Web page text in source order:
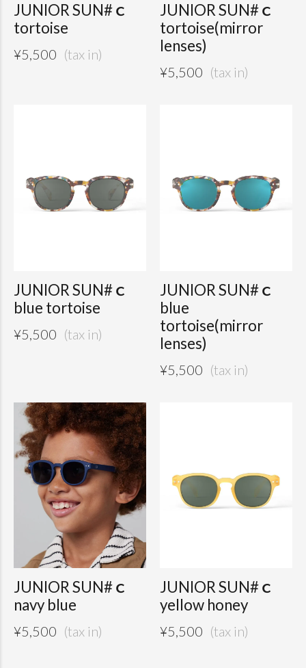
JUNIOR SUN#ｃ
tortoise
¥5,500
JUNIOR SUN#ｃ
tortoise(mirror
lenses)
¥5,500
JUNIOR SUN#ｃ
blue tortoise
¥5,500
JUNIOR SUN#ｃ
blue
tortoise(mirror
lenses)
¥5,500
JUNIOR SUN#ｃ
navy blue
¥5,500
JUNIOR SUN#ｃ
yellow honey
¥5,500